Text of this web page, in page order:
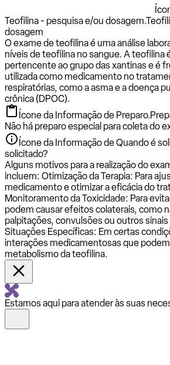
Teofilina - pesquisa e/ou dosagem.
dosagem
O exame de teofilina é uma análise
níveis de teofilina no sangue. A teofilina
pertencente ao grupo das xantinas e é
utilizada como medicamento no
respiratórias, como a asma e a doença
crônica (DPOC).
Ícone da Informação de Preparo.
Não há preparo especial para coleta do
Ícone da Informação de Quando é
solicitado?
Alguns motivos para a realização do
incluem: Otimização da Terapia: Para
medicamento e otimizar a eficácia do
Monitoramento da Toxicidade: Para
podem causar efeitos colaterais, como
palpitações, convulsões ou outros
Situações Específicas: Em certas
interações medicamentosas que
metabolismo da teofilina.
Estamos aqui para atender às suas